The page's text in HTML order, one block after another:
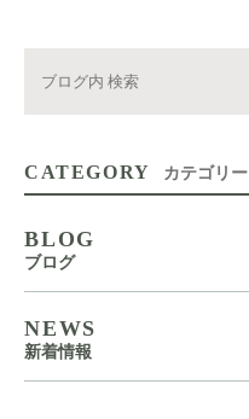
CATEGORY カテゴリー
BLOG
ブログ
NEWS
新着情報